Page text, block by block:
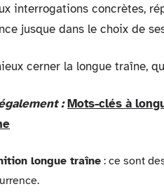
interrogations concrètes,
jusque dans le choix de
cerner la longue traîne,
: Mots-clés à
longue traîne : ce sont